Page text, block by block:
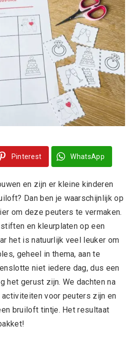
Pinterest WhatsApp
en zijn er kleine kinderen
Dan ben je waarschijnlijk op
om deze peuters te vermaken.
en kleurplaten op een
het is natuurlijk veel leuker om
geheel in thema, aan te
niet iedere dag, dus een
het gerust zijn. We dachten na
voor peuters zijn en
bruiloft tintje. Het resultaat